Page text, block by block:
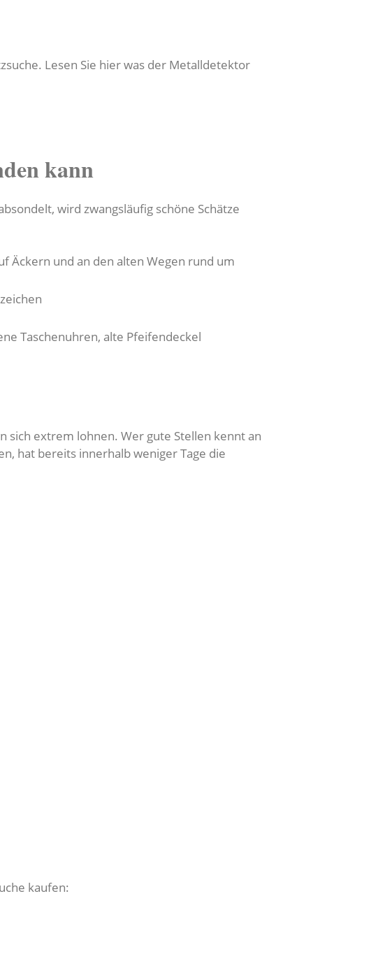
Lesen Sie hier was der Metalldetektor
kann
wird zwangsläufig schöne Schätze
Äckern und an den alten Wegen rund um
Taschenuhren, alte Pfeifendeckel
sich extrem lohnen. Wer gute Stellen kennt an
hat bereits innerhalb weniger Tage die
kaufen: